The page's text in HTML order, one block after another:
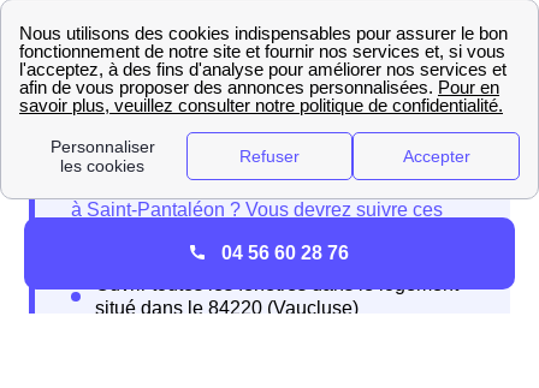
Comment se protéger en cas de fuite de Gaz à Saint-
Pantaléon ?
04 56 60 28 76